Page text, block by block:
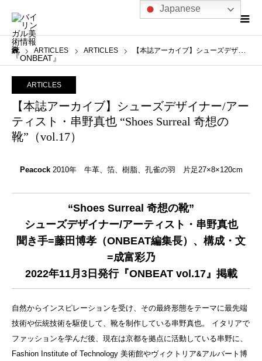
ーム
ARTICLES ARTICLES 【本誌アーカイブ】シューズデザイナー/アーティスト・串野真也 “Shoes Surreal 奇想の靴”（vol.17）
ARTICLES
【本誌アーカイブ】シューズデザイナー/アー
ティスト・串野真也 “Shoes Surreal 奇想の
靴”（vol.17）
Peacock2010年 牛革、箔、樹脂、孔雀の羽 片足27×8×120cm
“Shoes Surreal 奇想の靴”
シューズデザイナー/アーティスト・串野真也
聞き手=藤田博孝（ONBEAT編集長）、構成・文
=成富彩乃
2022年11月3日発行『ONBEAT vol.17』掲載
自然からインスピレーションを受け、その最終形態をテーマに最先端
技術や伝統技術を駆使して、靴を制作している串野真也。 イタリアで
ファッションを学んだ後、現在は京都を拠点に活動している串野に、
Fashion Institute of Technology 美術館やヴィクトリア&アルバート博
Japanese